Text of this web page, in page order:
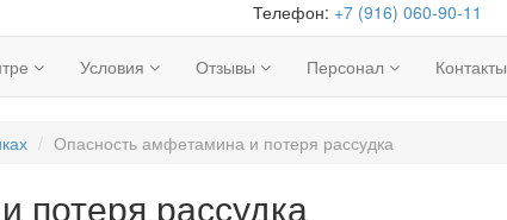
Телефон: +7 (916) 060-90-11
Условия Отзывы Персонал Контакты
Опасность амфетамина и потеря рассудка
потеря рассудка